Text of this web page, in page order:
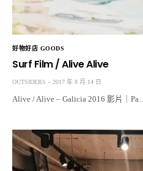
好物好店 GOODS
Surf Film / Alive Alive
OUTSIDERS 2017 年 8 月 14 日
Alive / Alive – Galicia 2016 影片｜Pa…